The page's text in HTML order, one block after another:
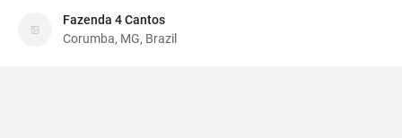
Fazenda 4 Cantos
Corumba, MG, Brazil